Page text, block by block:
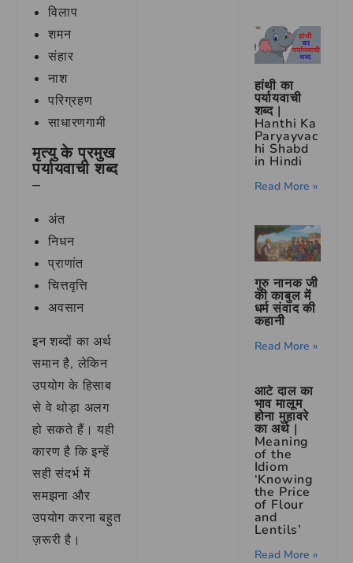
विलाप
शमन
संहार
नाश
परिग्रहण
साधारणगामी
मृत्यु के प्रमुख
पर्यायवाची शब्द
–
अंत
निधन
प्राणांत
चित्तवृत्ति
अवसान
इन शब्दों का अर्थ
समान है, लेकिन
उपयोग के हिसाब
से वे थोड़ा अलग
हो सकते हैं। यही
कारण है कि इन्हें
सही संदर्भ में
समझना और
उपयोग करना बहुत
ज़रूरी है।
हांथी का
पर्यायवाची
शब्द |
Hanthi Ka
Paryayvac
hi Shabd
in Hindi
Read More »
गुरु नानक जी
की काबुल में
धर्म संवाद की
कहानी
Read More »
आटे दाल का
भाव मालूम
होना मुहावरे
का अर्थ |
Meaning
of the
Idiom
‘Knowing
the Price
of Flour
and
Lentils’
Read More »